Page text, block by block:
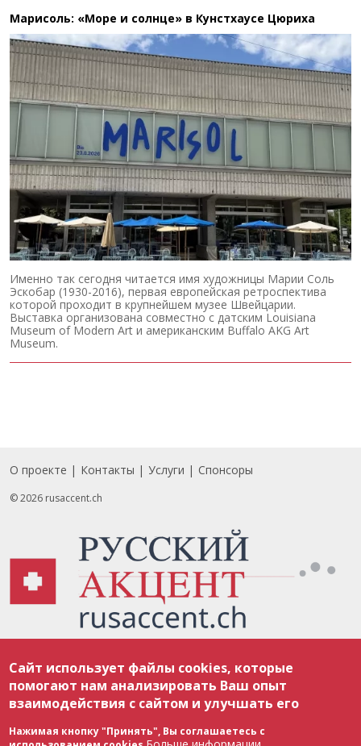
Марисоль: «Море и солнце» в Кунстхаусе Цюриха
Именно так сегодня читается имя художницы Марии Соль
Эскобар (1930-2016), первая европейская ретроспектива
которой проходит в крупнейшем музее Швейцарии.
Выставка организована совместно с датским Louisiana
Museum of Modern Art и американским Buffalo AKG Art
Museum.
Footer
О проекте Контакты Услуги Спонсоры
© 2026 rusaccent.ch
соответствии с законодательством Швейцарии об авторском праве и
международными соглашениями. Полное или частичное использование
материалов возможно только с разрешения редакции. В случае полного
или частичного воспроизведения материалов сайта rusaccent.ch,
ОБЯЗАТЕЛЬНА АКТИВНАЯ ГИПЕРССЫЛКА на конкретный заимствованный
текст. Фотоизображения, размещенные редакцией rusaccent.ch, являются
ее исключительной собственностью. Полное или частичное
Сайт использует файлы cookies, которые
помогают нам анализировать Ваш опыт
взаимодействия с сайтом и улучшать его
Нажимая кнопку "Принять", Вы соглашаетесь с